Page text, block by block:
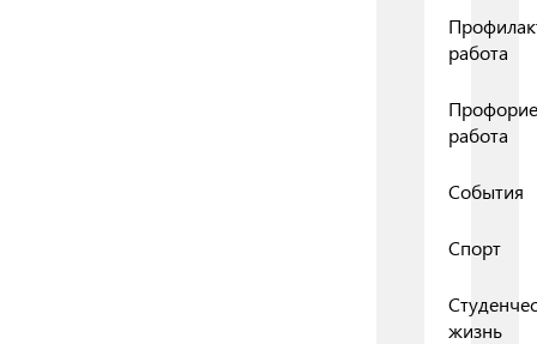
работа
работа
События
Спорт
жизнь